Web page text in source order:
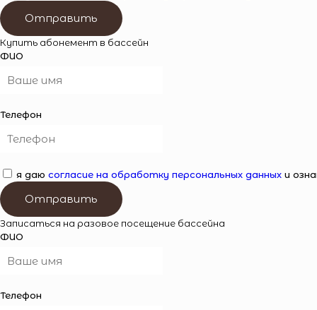
Отправить
Купить абонемент в бассейн
ФИО
Телефон
я даю согласие на обработку персональных данных и
Отправить
Записаться на разовое посещение бассейна
ФИО
Телефон